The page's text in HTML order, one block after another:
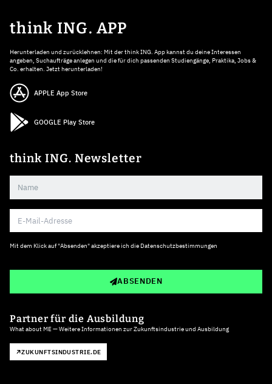
think ING. APP
Herunterladen und zurücklehnen: Mit der think ING. App kannst du deine Interessen
angeben, Suchaufträge anlegen und die für dich passenden Studiengänge, Praktika, Jobs &
Co. erhalten. Jetzt herunterladen!
APPLE App Store
GOOGLE Play Store
think ING. Newsletter
Mit dem Klick auf "Absenden" akzeptiere ich die Datenschutzbestimmungen
ABSENDEN
Partner für die Ausbildung
What about ME — Weitere Informationen zur Zukunftsindustrie und Ausbildung
ZUKUNFTSINDUSTRIE.DE